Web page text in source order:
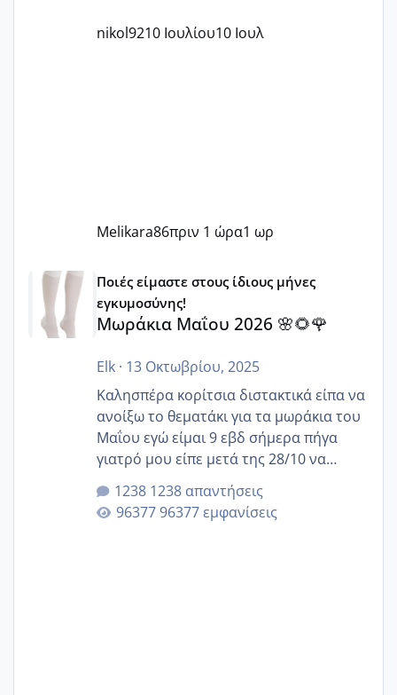
nikol9210 Ιουλίου10 Ιουλ
Melikara86πριν 1 ώρα1 ωρ
Μωράκια Μαΐου 2026 🌸🌻🌹
Ποιές είμαστε στους ίδιους μήνες
εγκυμοσύνης!
Μωράκια Μαΐου 2026 🌸🌻🌹
Elk· 13 Οκτωβρίου, 2025
Καλησπέρα κορίτσια διστακτικά είπα να
ανοίξω το θεματάκι για τα μωράκια του
Μαΐου εγώ είμαι 9 εβδ σήμερα πήγα
γιατρό μου είπε μετά της 28/10 να
κλείσω ραντεβού για την αυχενική είναι
καμιά άλλη κοπέλα να γεννάει Μάιο ;;
1238 απαντήσεις
96377 εμφανίσεις